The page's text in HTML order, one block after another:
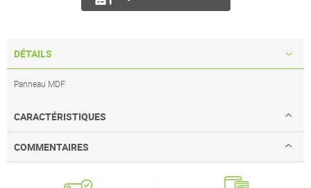
DÉTAILS
Panneau MDF
CARACTÉRISTIQUES
COMMENTAIRES